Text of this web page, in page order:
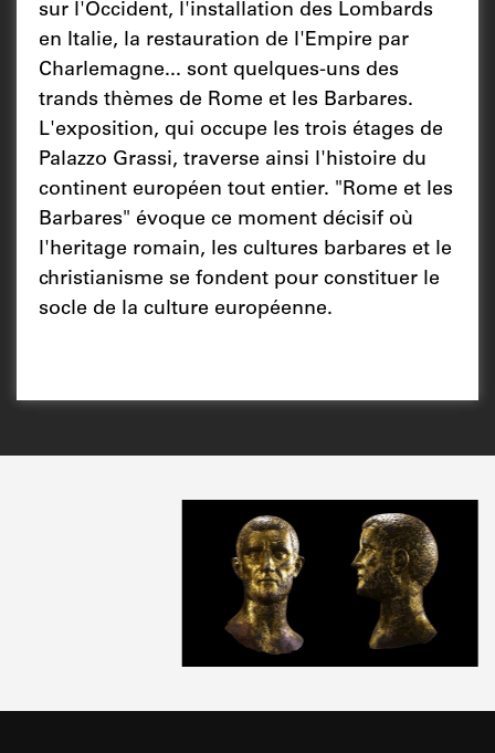
sur l'Occident, l'installation des Lombards
en Italie, la restauration de l'Empire par
Charlemagne... sont quelques-uns des
trands thèmes de Rome et les Barbares.
L'exposition, qui occupe les trois étages de
Palazzo Grassi, traverse ainsi l'histoire du
continent européen tout entier. "Rome et les
Barbares" évoque ce moment décisif où
l'heritage romain, les cultures barbares et le
christianisme se fondent pour constituer le
socle de la culture européenne.